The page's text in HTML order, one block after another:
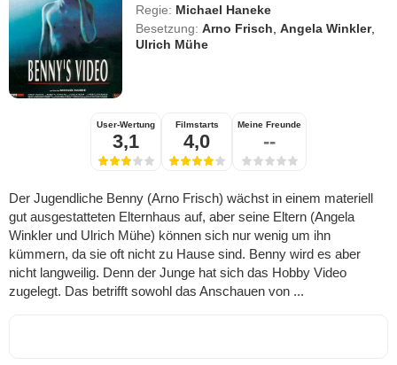
Regie: Michael Haneke
Besetzung: Arno Frisch,Angela Winkler,
Ulrich Mühe
User-Wertung
3,1
Filmstarts
4,0
Meine Freunde
--
Der Jugendliche Benny (Arno Frisch) wächst in einem materiell
gut ausgestatteten Elternhaus auf, aber seine Eltern (Angela
Winkler und Ulrich Mühe) können sich nur wenig um ihn
kümmern, da sie oft nicht zu Hause sind. Benny wird es aber
nicht langweilig. Denn der Junge hat sich das Hobby Video
zugelegt. Das betrifft sowohl das Anschauen von ...